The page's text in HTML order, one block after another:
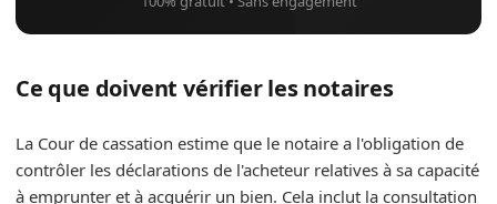
Ce que doivent vérifier les notaires
La Cour de cassation estime que le notaire a l'obligation de
contrôler les déclarations de l'acheteur relatives à sa capacité
à emprunter et à acquérir un bien. Cela inclut la consultation